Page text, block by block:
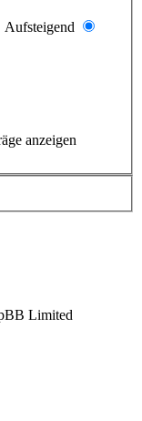
Aufsteigend
anzeigen
Limited